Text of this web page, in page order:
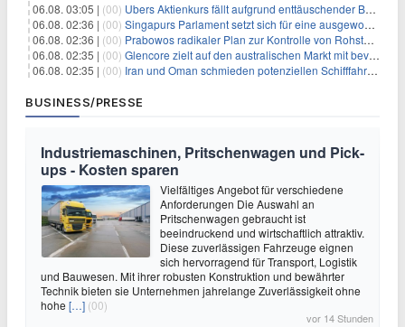
06.08. 03:05 | (00) Ubers Aktienkurs fällt aufgrund enttäuschender Buchungsprognose
06.08. 02:36 | (00) Singapurs Parlament setzt sich für eine ausgewogene wirtschaftliche Zukunft ein
06.08. 02:36 | (00) Prabowos radikaler Plan zur Kontrolle von Rohstoffexporten steht vor konkurrierenden Visionen
06.08. 02:35 | (00) Glencore zielt auf den australischen Markt mit bevorstehendem Sekundärlisting
06.08. 02:35 | (00) Iran und Oman schmieden potenziellen Schifffahrtsvertrag im Hormuskanal
BUSINESS/PRESSE
Industriemaschinen, Pritschenwagen und Pick-
ups - Kosten sparen
Vielfältiges Angebot für verschiedene
Anforderungen Die Auswahl an
Pritschenwagen gebraucht ist
beeindruckend und wirtschaftlich attraktiv.
Diese zuverlässigen Fahrzeuge eignen
sich hervorragend für Transport, Logistik
und Bauwesen. Mit ihrer robusten Konstruktion und bewährter
Technik bieten sie Unternehmen jahrelange Zuverlässigkeit ohne
hohe […] (00)
vor 14 Stunden